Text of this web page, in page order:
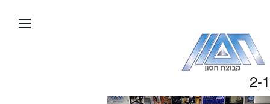
העמוד
2-1